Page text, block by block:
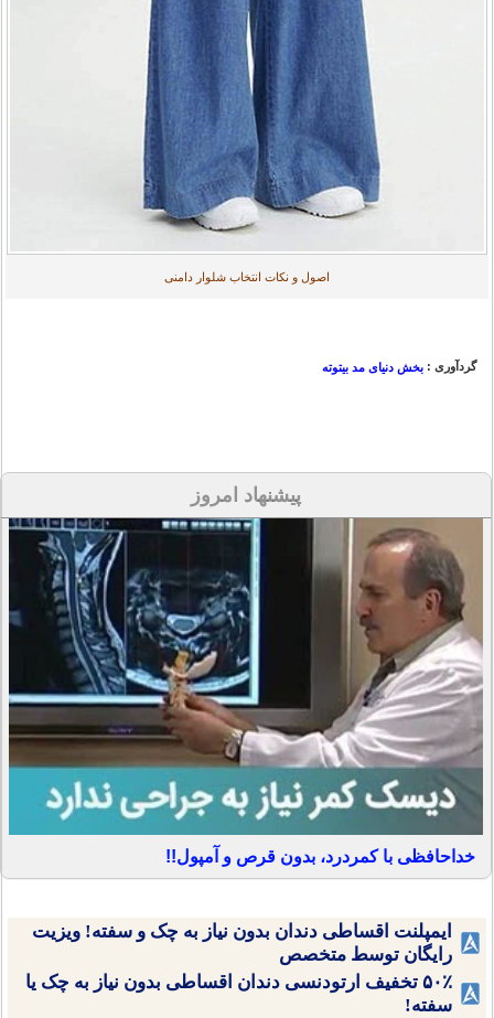
اصول و نکات انتخاب شلوار دامنی
گردآوری : بخش دنیای مد بیتوته
پیشنهاد امروز
خداحافظی با کمردرد، بدون قرص و آمپول!!
ایمپلنت اقساطی دندان بدون نیاز به چک و سفته! ویزیت
رایگان توسط متخصص
۵۰٪ تخفیف ارتودنسی دندان اقساطی بدون نیاز به چک یا
سفته!